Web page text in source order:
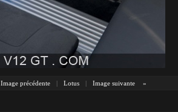
Image précédente | Lotus | Image suivante »